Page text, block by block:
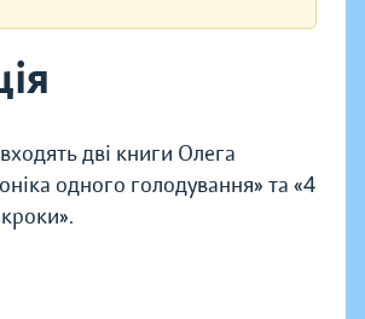
дві книги Олега
одного голодування» та «4